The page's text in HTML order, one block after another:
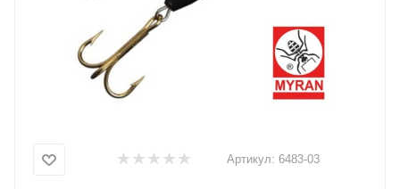
Артикул: 6483-03